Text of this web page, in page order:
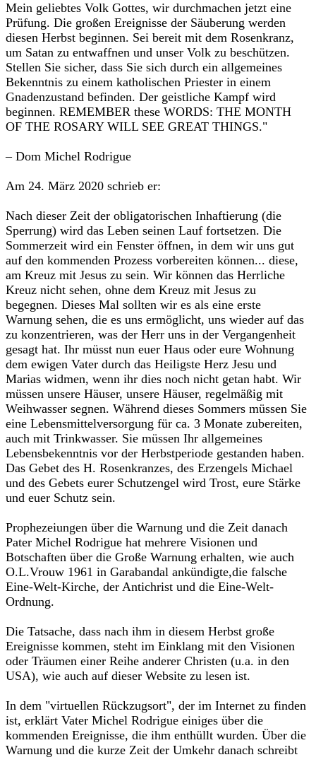
‎Mein geliebtes Volk Gottes, wir durchmachen jetzt eine
Prüfung. ‎‎Die großen Ereignisse der Säuberung werden
diesen Herbst beginnen.‎‎ Sei bereit mit dem Rosenkranz,
um Satan zu entwaffnen und unser Volk zu beschützen.
Stellen Sie sicher, dass Sie sich durch ein allgemeines
Bekenntnis zu einem katholischen Priester in einem
Gnadenzustand befinden. Der geistliche Kampf wird
beginnen. REMEMBER these WORDS: THE MONTH
OF THE ROSARY WILL SEE GREAT THINGS."‎
– Dom Michel Rodrigue
‎Am 24. März 2020 schrieb er:‎
‎Nach dieser Zeit der obligatorischen Inhaftierung (die
Sperrung) wird das Leben seinen Lauf fortsetzen. Die
Sommerzeit wird ein Fenster öffnen, in dem wir uns gut
auf den kommenden Prozess vorbereiten können... diese,
am Kreuz mit Jesus zu sein. Wir können das Herrliche
Kreuz nicht sehen, ohne dem Kreuz mit Jesus zu
begegnen. Dieses Mal sollten wir es als eine erste
Warnung sehen, die es uns ermöglicht, uns wieder auf das
zu konzentrieren, was der Herr uns in der Vergangenheit
gesagt hat. ‎‎Ihr müsst nun euer Haus oder eure Wohnung
dem ewigen Vater durch das Heiligste Herz Jesu und
Marias widmen, wenn ihr dies noch nicht getan habt. Wir
müssen unsere Häuser, unsere Häuser, regelmäßig mit
Weihwasser segnen. Während dieses Sommers müssen Sie
eine Lebensmittelversorgung für ca. 3 Monate zubereiten,
auch mit Trinkwasser. Sie müssen Ihr allgemeines
Lebensbekenntnis vor der Herbstperiode gestanden haben.‎‎
Das Gebet des H. Rosenkranzes, des Erzengels Michael
und des Gebets eurer Schutzengel wird Trost, eure Stärke
und euer Schutz sein.‎
‎Prophezeiungen über die Warnung und die Zeit danach‎
‎Pater Michel Rodrigue hat mehrere Visionen und
Botschaften über ‎‎die Große Warnung erhalten, wie auch
O.L.Vrouw 1961 in Garabandal ankündigte,‎‎die falsche
Eine-Welt-Kirche, der Antichrist und die Eine-Welt-
Ordnung.‎
‎Die Tatsache, dass nach ihm in diesem Herbst große
Ereignisse kommen, steht im Einklang mit den Visionen
oder Träumen einer Reihe anderer Christen (u.a. in den
USA), wie ‎‎auch auf dieser Website zu lesen ist.‎
‎In dem "virtuellen Rückzugsort", der im Internet zu finden
ist, erklärt Vater Michel Rodrigue einiges über die
kommenden Ereignisse, die ihm enthüllt wurden. Über die
Warnung und die kurze Zeit der Umkehr danach schreibt